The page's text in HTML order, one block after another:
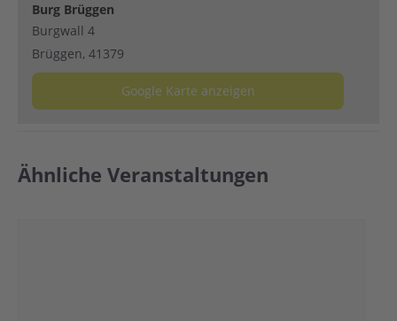
Burg Brüggen
Burgwall 4
Brüggen, 41379
Google Karte anzeigen
Ähnliche Veranstaltungen